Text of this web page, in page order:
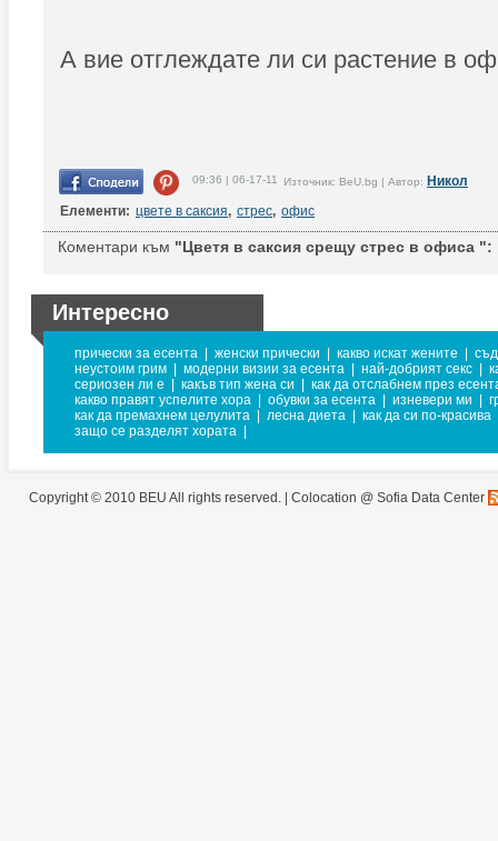
А вие отглеждате ли си растение в
09:36 | 06-17-11 Източник: BeU.bg | Автор: Никол
Елементи: цвете в саксия, стрес, офис
Коментари към "Цветя в саксия срещу стрес в офиса ":
Интересно
прически за есента женски прически какво искат жените
неустоим грим
модерни визии за есента най-добрият секс
сериозен ли е
какъв тип жена си
как да отслабнем през
какво правят успелите хора
обувки за есента изневери ми
как да премахнем целулита
лесна диета
как да си по-красива
защо се разделят хората
Copyright © 2010 BEU All rights reserved. | Colocation @ Sofia Data Center